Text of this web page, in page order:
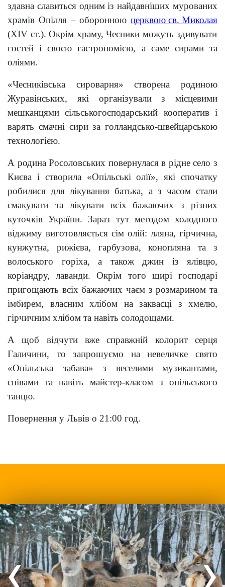
здавна славиться одним із найдавніших мурованих
храмів Опілля – оборонною церквою св. Миколая
(XIV ст.). Окрім храму, Чесники можуть здивувати
гостей і своєю гастрономією, а саме сирами та
оліями.
«Чесниківська сироварня» створена родиною
Журавінських, які організували з місцевими
мешканцями сільськогосподарський кооператив і
варять смачні сири за голландсько-швейцарською
технологією.
А родина Росоловських повернулася в рідне село з
Києва і створила «Опільські олії», які спочатку
робилися для лікування батька, а з часом стали
смакувати та лікувати всіх бажаючих з різних
куточків України. Зараз тут методом холодного
віджиму виготовляється сім олій: лляна, гірчична,
кунжутна, рижієва, гарбузова, конопляна та з
волоського горіха, а також джин із ялівцю,
коріандру, лаванди. Окрім того щирі господарі
пригощають всіх бажаючих чаєм з розмарином та
імбирем, власним хлібом на заквасці з хмелю,
гірчичним хлібом та навіть солодощами.
А щоб відчути вже справжній колорит серця
Галичини, то запрошуємо на невеличке свято
«Опільська забава» з веселими музикантами,
співами та навіть майстер-класом з опільського
танцю.
Повернення у Львів о 21:00 год.